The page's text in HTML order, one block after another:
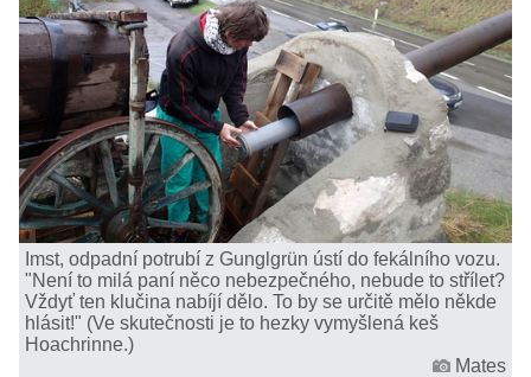
Imst, odpadní potrubí z Gunglgrün ústí do fekálního vozu.
"Není to milá paní něco nebezpečného, nebude to střílet?
Vždyť ten klučina nabíjí dělo. To by se určitě mělo někde
hlásit!" (Ve skutečnosti je to hezky vymyšlená keš
Hoachrinne.)
Mates